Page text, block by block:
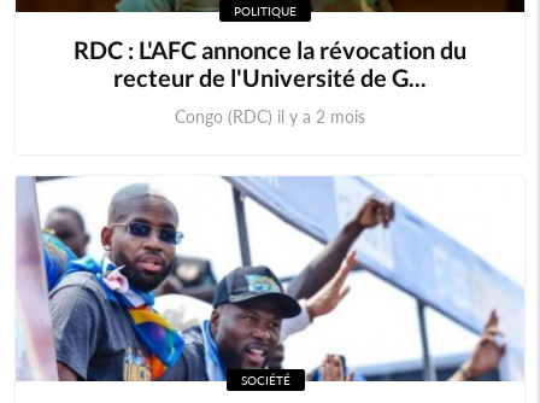
POLITIQUE
RDC : L'AFC annonce la révocation du
recteur de l'Université de G...
Congo (RDC) il y a 2 mois
SOCIÉTÉ